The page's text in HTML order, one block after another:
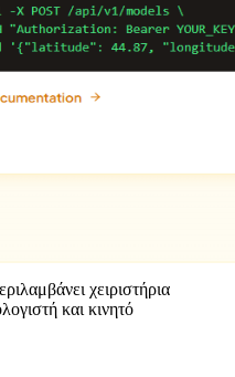
χειριστήρια
και κινητό